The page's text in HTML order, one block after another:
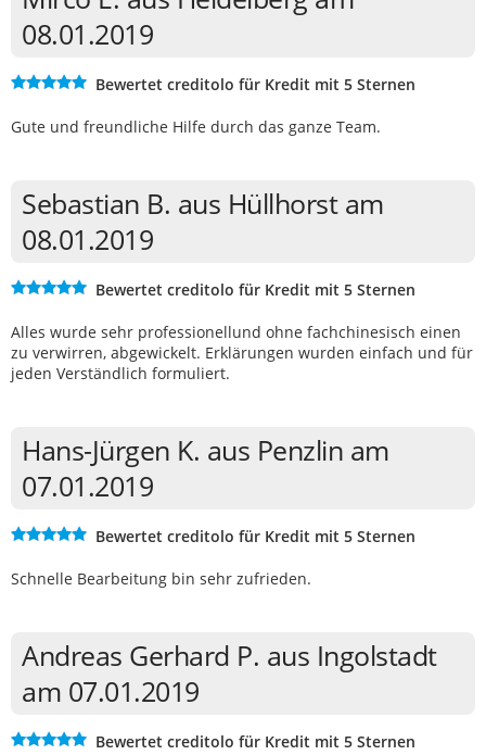
08.01.2019
Bewertet creditolo für Kredit mit 5 Sternen
Gute und freundliche Hilfe durch das ganze Team.
Sebastian B. aus Hüllhorst am
08.01.2019
Bewertet creditolo für Kredit mit 5 Sternen
Alles wurde sehr professionellund ohne fachchinesisch einen
zu verwirren, abgewickelt. Erklärungen wurden einfach und für
jeden Verständlich formuliert.
Hans-Jürgen K. aus Penzlin am
07.01.2019
Bewertet creditolo für Kredit mit 5 Sternen
Schnelle Bearbeitung bin sehr zufrieden.
Andreas Gerhard P. aus Ingolstadt
am 07.01.2019
Bewertet creditolo für Kredit mit 5 Sternen